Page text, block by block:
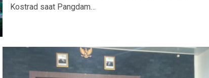
Kostrad saat Pangdam…